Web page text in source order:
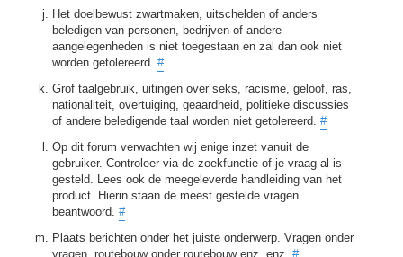
Het doelbewust zwartmaken, uitschelden of anders
beledigen van personen, bedrijven of andere
aangelegenheden is niet toegestaan en zal dan ook niet
worden getolereerd. #
Grof taalgebruik, uitingen over seks, racisme, geloof, ras,
nationaliteit, overtuiging, geaardheid, politieke discussies
of andere beledigende taal worden niet getolereerd. #
Op dit forum verwachten wij enige inzet vanuit de
gebruiker. Controleer via de zoekfunctie of je vraag al is
gesteld. Lees ook de meegeleverde handleiding van het
product. Hierin staan de meest gestelde vragen
beantwoord. #
Plaats berichten onder het juiste onderwerp. Vragen onder
vragen, routebouw onder routebouw enz. enz. #